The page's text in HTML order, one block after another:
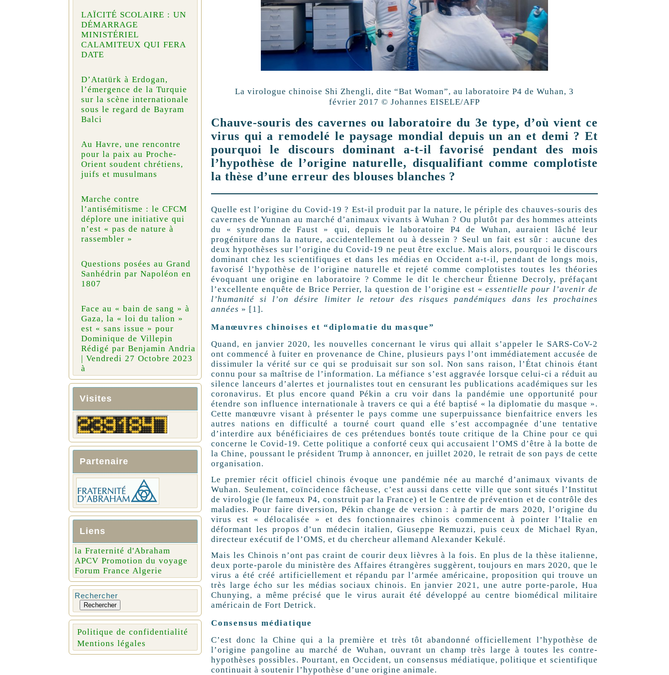
LAÏCITÉ SCOLAIRE : UN
DÉMARRAGE
MINISTÉRIEL
CALAMITEUX QUI FERA
DATE
D’Atatürk à Erdogan,
l’émergence de la Turquie
sur la scène internationale
sous le regard de Bayram
Balci
Au Havre, une rencontre
pour la paix au Proche-
Orient soudent chrétiens,
juifs et musulmans
Marche contre
l’antisémitisme : le CFCM
déplore une initiative qui
n’est « pas de nature à
rassembler »
Questions posées au Grand
Sanhédrin par Napoléon en
1807
Face au « bain de sang » à
Gaza, la « loi du talion »
est « sans issue » pour
Dominique de Villepin
Rédigé par Benjamin Andria
| Vendredi 27 Octobre 2023
à
Visites
Partenaire
Liens
la Fraternité d'Abraham
APCV Promotion du voyage
Forum France Algerie
Rechercher
Rechercher
Politique de confidentialité
Mentions légales
La virologue chinoise Shi Zhengli, dite “Bat Woman”, au laboratoire P4 de Wuhan, 3
février 2017 © Johannes EISELE/AFP
Chauve-souris des cavernes ou laboratoire du 3e type, d’où vient ce
virus qui a remodelé le paysage mondial depuis un an et demi ? Et
pourquoi le discours dominant a-t-il favorisé pendant des mois
l’hypothèse de l’origine naturelle, disqualifiant comme complotiste
la thèse d’une erreur des blouses blanches ?
Quelle est l’origine du Covid-19 ? Est-il produit par la nature, le périple des chauves-souris des
cavernes de Yunnan au marché d’animaux vivants à Wuhan ? Ou plutôt par des hommes atteints
du « syndrome de Faust » qui, depuis le laboratoire P4 de Wuhan, auraient lâché leur
progéniture dans la nature, accidentellement ou à dessein ? Seul un fait est sûr : aucune des
deux hypothèses sur l’origine du Covid-19 ne peut être exclue. Mais alors, pourquoi le discours
dominant chez les scientifiques et dans les médias en Occident a-t-il, pendant de longs mois,
favorisé l’hypothèse de l’origine naturelle et rejeté comme complotistes toutes les théories
évoquant une origine en laboratoire ? Comme le dit le chercheur Étienne Decroly, préfaçant
l’excellente enquête de Brice Perrier, la question de l’origine est «essentielle pour l’avenir de
l’humanité si l’on désire limiter le retour des risques pandémiques dans les prochaines
années » [1].
Manœuvres chinoises et “diplomatie du masque”
Quand, en janvier 2020, les nouvelles concernant le virus qui allait s’appeler le SARS-CoV-2
ont commencé à fuiter en provenance de Chine, plusieurs pays l’ont immédiatement accusée de
dissimuler la vérité sur ce qui se produisait sur son sol. Non sans raison, l’État chinois étant
connu pour sa maîtrise de l’information. La méfiance s’est aggravée lorsque celui-ci a réduit au
silence lanceurs d’alertes et journalistes tout en censurant les publications académiques sur les
coronavirus. Et plus encore quand Pékin a cru voir dans la pandémie une opportunité pour
étendre son influence internationale à travers ce qui a été baptisé « la diplomatie du masque ».
Cette manœuvre visant à présenter le pays comme une superpuissance bienfaitrice envers les
autres nations en difficulté a tourné court quand elle s’est accompagnée d’une tentative
d’interdire aux bénéficiaires de ces prétendues bontés toute critique de la Chine pour ce qui
concerne le Covid-19. Cette politique a conforté ceux qui accusaient l’OMS d’être à la botte de
la Chine, poussant le président Trump à annoncer, en juillet 2020, le retrait de son pays de cette
organisation.
Le premier récit officiel chinois évoque une pandémie née au marché d’animaux vivants de
Wuhan. Seulement, coïncidence fâcheuse, c’est aussi dans cette ville que sont situés l’Institut
de virologie (le fameux P4, construit par la France) et le Centre de prévention et de contrôle des
maladies. Pour faire diversion, Pékin change de version : à partir de mars 2020, l’origine du
virus est « délocalisée » et des fonctionnaires chinois commencent à pointer l’Italie en
déformant les propos d’un médecin italien, Giuseppe Remuzzi, puis ceux de Michael Ryan,
directeur exécutif de l’OMS, et du chercheur allemand Alexander Kekulé.
Mais les Chinois n’ont pas craint de courir deux lièvres à la fois. En plus de la thèse italienne,
deux porte-parole du ministère des Affaires étrangères suggèrent, toujours en mars 2020, que le
virus a été créé artificiellement et répandu par l’armée américaine, proposition qui trouve un
très large écho sur les médias sociaux chinois. En janvier 2021, une autre porte-parole, Hua
Chunying, a même précisé que le virus aurait été développé au centre biomédical militaire
américain de Fort Detrick.
Consensus médiatique
C’est donc la Chine qui a la première et très tôt abandonné officiellement l’hypothèse de
l’origine pangoline au marché de Wuhan, ouvrant un champ très large à toutes les contre-
hypothèses possibles. Pourtant, en Occident, un consensus médiatique, politique et scientifique
continuait à soutenir l’hypothèse d’une origine animale.